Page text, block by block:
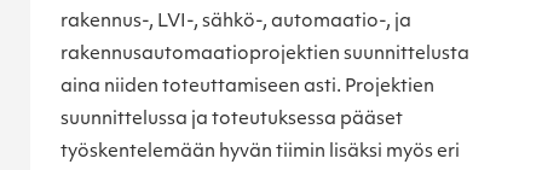
rakennus-, LVI-, sähkö-, automaatio-, ja
rakennusautomaatioprojektien suunnittelusta
aina niiden toteuttamiseen asti. Projektien
suunnittelussa ja toteutuksessa pääset
työskentelemään hyvän tiimin lisäksi myös eri